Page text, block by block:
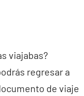
viajabas?
regresar a
de viaje